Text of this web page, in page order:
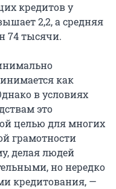
кредитов у
2,2, а средняя
74 тысячи.
как
в условиях
это
целью для многих
грамотности
делая людей
но нередко
кредитования, —